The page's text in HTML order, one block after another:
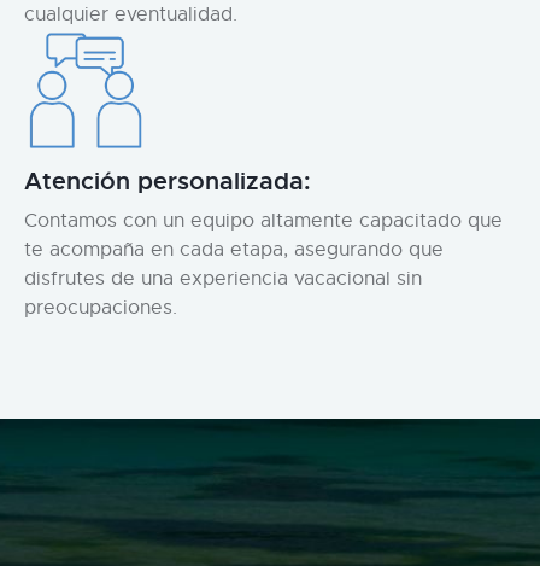
cualquier eventualidad.
Atención personalizada:
Contamos con un equipo altamente capacitado que
te acompaña en cada etapa, asegurando que
disfrutes de una experiencia vacacional sin
preocupaciones.